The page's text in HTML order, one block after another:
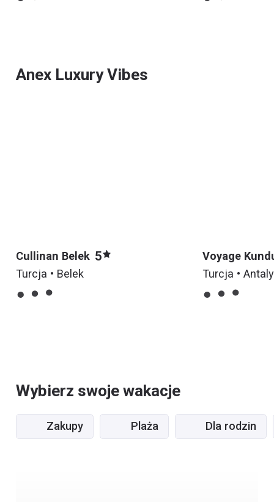
Anex Luxury Vibes
Cullinan Belek 5
Turcja • Belek
Voyage
Turcja •
Wybierz swoje wakacje
Zakupy Plaża Dla rodzin